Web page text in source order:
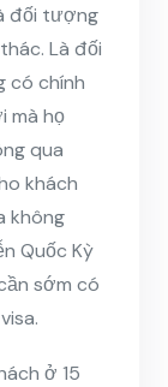
đối tượng
Là đối
có chính
mà họ
qua
khách
không
Quốc Kỳ
sớm có
ở 15